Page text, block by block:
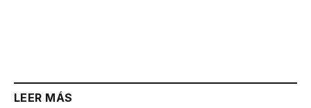
LEER MÁS